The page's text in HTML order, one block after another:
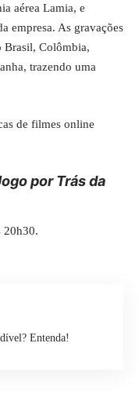
aérea Lamia, e
empresa. As gravações
Brasil, Colômbia,
trazendo uma
de filmes online
por Trás da
20h30.
Entenda!